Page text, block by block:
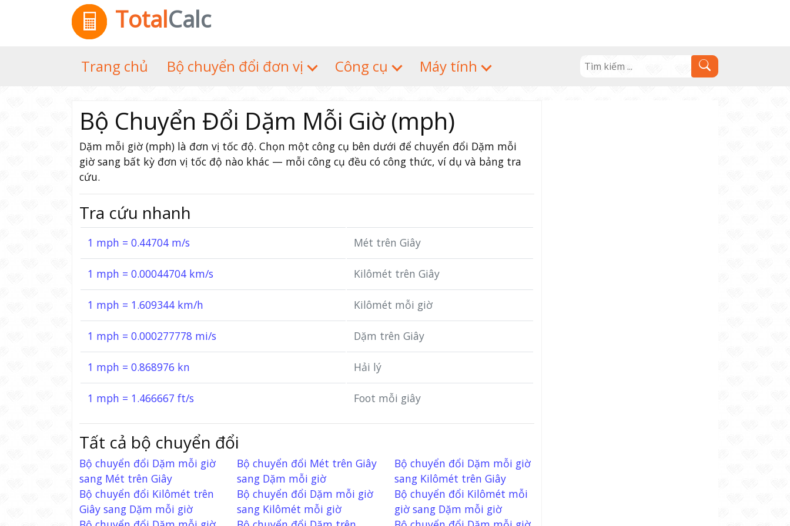
TotalCalc
Trang chủ Bộ chuyển đổi đơn vị Công cụ Máy tính
Bộ Chuyển Đổi Dặm Mỗi Giờ (mph)
Dặm mỗi giờ (mph) là đơn vị tốc độ. Chọn một công cụ bên dưới để chuyển đổi Dặm mỗi
giờ sang bất kỳ đơn vị tốc độ nào khác — mỗi công cụ đều có công thức, ví dụ và bảng tra
cứu.
Tra cứu nhanh
1 mph = 0.44704 m/s Mét trên Giây
1 mph = 0.00044704 km/s Kilômét trên Giây
1 mph = 1.609344 km/h Kilômét mỗi giờ
1 mph = 0.000277778 mi/s Dặm trên Giây
1 mph = 0.868976 kn Hải lý
1 mph = 1.466667 ft/s Foot mỗi giây
Tất cả bộ chuyển đổi
Bộ chuyển đổi Dặm mỗi giờ
sang Mét trên Giây
Bộ chuyển đổi Mét trên Giây
sang Dặm mỗi giờ
Bộ chuyển đổi Dặm mỗi giờ
sang Kilômét trên Giây
Bộ chuyển đổi Kilômét trên
Giây sang Dặm mỗi giờ
Bộ chuyển đổi Dặm mỗi giờ
sang Kilômét mỗi giờ
Bộ chuyển đổi Kilômét mỗi
giờ sang Dặm mỗi giờ